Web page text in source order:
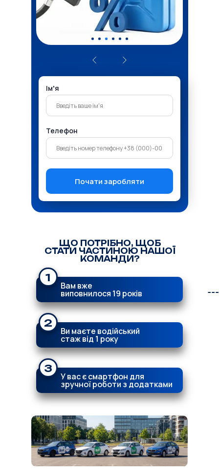
Імʼя
Телефон
Почати заробляти
У вас є смартфон для
зручної роботи з додатками
Ви маєте водійський
стаж від 1 року
Вам вже
виповнилося 19 років
2
3
1
ЩО ПОТРІБНО, ЩОБ
СТАТИ ЧАСТИНОЮ НАШОЇ
КОМАНДИ?